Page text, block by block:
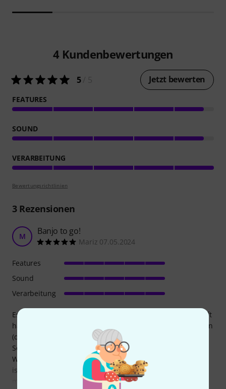
4 Kundenbewertungen
5/ 5 Jetzt bewerten
FEATURES
SOUND
VERARBEITUNG
Bewertungsrichtlinien
3Rezensionen
M Banjo to go!
Mariz 07.05.2024
Es ist mein zweites Banjo, welches ich bei Thomann gekauft
habe. Das erste war eine Einstiegsmodell von Harley Benton
(denn ich eine Anfängerin bin mit ca 1 Jahr Erfahrung mit
Selbststudium in Internet - eligilbertbanjo usw).
Was mich besonders beeindruckt hat bei diesem Deering -
ist der schöne, breiter und voller Klang! Nach dem Klang
möchte man nicht mehr
Features
Sound
Verarbeitung